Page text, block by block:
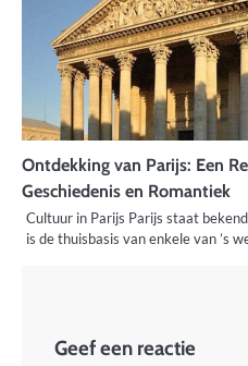
Ontdekking van Parijs: Een
Geschiedenis en Romantiek
Cultuur in Parijs Parijs staat
is de thuisbasis van enkele van ’s
Geef een reactie